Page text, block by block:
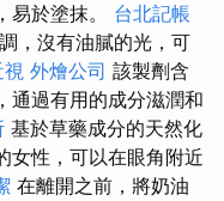
易於塗抹。 台北記帳
，沒有油膩的光，可
視 外燴公司 該製劑含
通過有用的成分滋潤和
基於草藥成分的天然化
女性，可以在眼角附近
在離開之前，將奶油